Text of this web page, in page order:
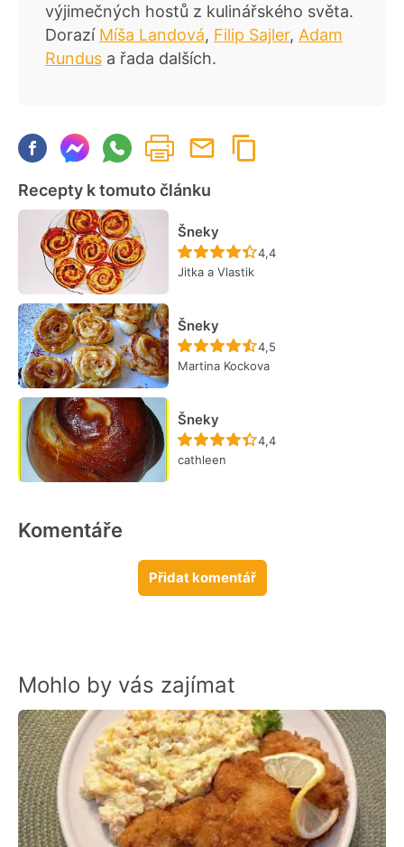
výjimečných hostů z kulinářského světa.
Dorazí Míša Landová, Filip Sajler, Adam
Rundus a řada dalších.
Recepty k tomuto článku
Šneky
Recept ještě nebyl
4,4
Jitka a Vlastik
Šneky
Recept ještě nebyl
4,5
Martina Kockova
Šneky
Recept ještě nebyl
4,4
cathleen
Komentáře
Přidat komentář
Mohlo by vás zajímat